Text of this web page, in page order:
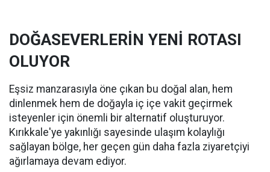
DOĞASEVERLERİN YENİ ROTASI
OLUYOR
Eşsiz manzarasıyla öne çıkan bu doğal alan, hem
dinlenmek hem de doğayla iç içe vakit geçirmek
isteyenler için önemli bir alternatif oluşturuyor.
Kırıkkale'ye yakınlığı sayesinde ulaşım kolaylığı
sağlayan bölge, her geçen gün daha fazla ziyaretçiyi
ağırlamaya devam ediyor.